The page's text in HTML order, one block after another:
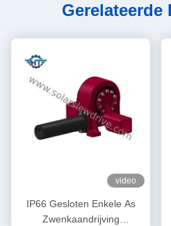
Gerelateerde
video
IP66 Gesloten Enkele As
Zwenkaandrijving